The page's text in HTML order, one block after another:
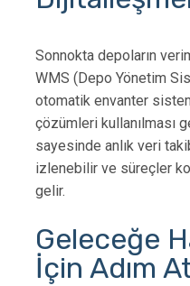
Sonnokta depoların
WMS (Depo Yönetim
otomatik envanter
çözümleri kullanılması
sayesinde anlık veri
izlenebilir ve süreçler
gelir.
Geleceğe
İçin Adım